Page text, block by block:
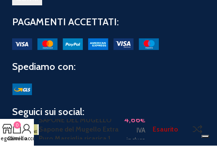
PAGAMENTI ACCETTATI:
Spediamo con:
Seguici sui social:
SAPONE DEL MUGELLO
Sapone del Mugello Extra
Puro Marsiglia ricarica 1
4,66€
IVA
inclusa
Esaurito
0
Carrello
Il mio account